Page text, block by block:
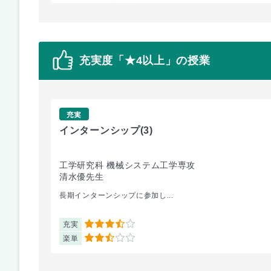
充実度「★4以上」の授業
充実
インターンシップ(3)
工学研究科 機械システム工学専攻
清水優先生
長期インターンシップに参加し...
充実 3.5
楽単 2.5